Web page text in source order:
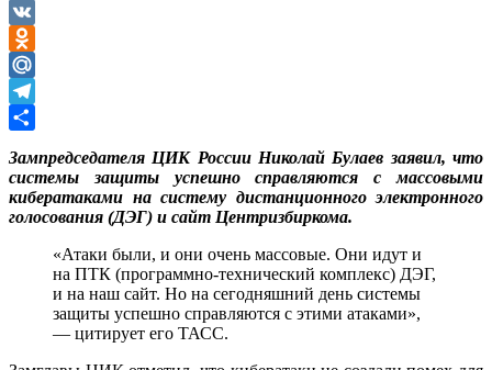
VK
Odnoklassniki
Mail.Ru
Telegram
Зампредседателя ЦИК России Николай Булаев заявил, что
системы защиты успешно справляются с массовыми
кибератаками на систему дистанционного электронного
голосования (ДЭГ) и сайт Центризбиркома.
«Атаки были, и они очень массовые. Они идут и
на ПТК (программно-технический комплекс) ДЭГ,
и на наш сайт. Но на сегодняшний день системы
защиты успешно справляются с этими атаками»,
— цитирует его ТАСС.